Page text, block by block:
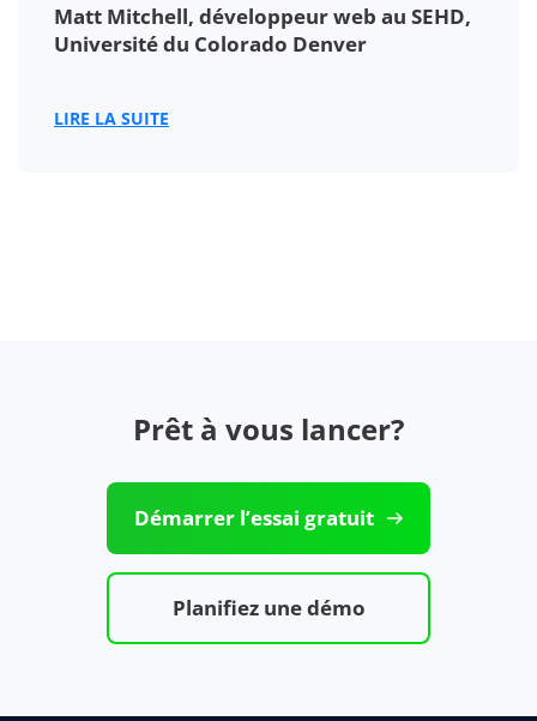
Matt Mitchell, développeur web au SEHD,
Université du Colorado Denver
LIRE LA SUITE
Prêt à vous lancer?
Démarrer l’essai gratuit
Planifiez une démo